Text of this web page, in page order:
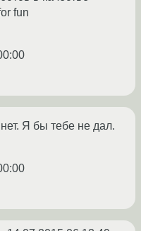
fun
Я бы тебе не дал.